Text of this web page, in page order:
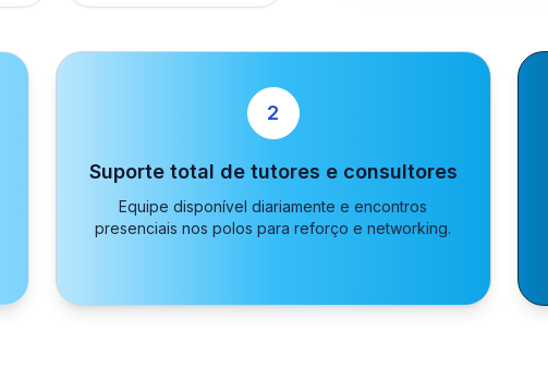
2
Suporte total de tutores e consultores
Equipe disponível diariamente e encontros
presenciais nos polos para reforço e networking.